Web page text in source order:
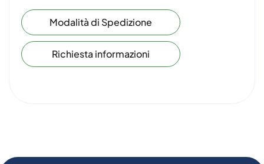
Modalità di Spedizione
Richiesta informazioni